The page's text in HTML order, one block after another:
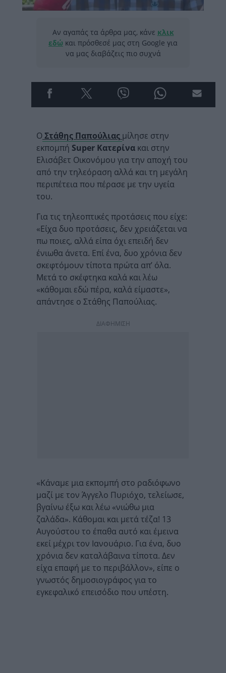
Αν αγαπάς τα άρθρα μας, κάνε κλικ
εδώ και πρόσθεσέ μας στη Google για
να μας διαβάζεις πιο συχνά
ΟΣτάθης Παπούλιας μίλησε στην
εκπομπή Super Κατερίνα και στην
Ελισάβετ Οικονόμου για την αποχή του
από την τηλεόραση αλλά και τη μεγάλη
περιπέτεια που πέρασε με την υγεία
του.
Για τις τηλεοπτικές προτάσεις που είχε:
«Είχα δυο προτάσεις, δεν χρειάζεται να
πω ποιες, αλλά είπα όχι επειδή δεν
ένιωθα άνετα. Επί ένα, δυο χρόνια δεν
σκεφτόμουν τίποτα πρώτα απ’ όλα.
Μετά το σκέφτηκα καλά και λέω
«κάθομαι εδώ πέρα, καλά είμαστε»,
απάντησε ο Στάθης Παπούλιας.
ΔΙΑΦΗΜΙΣΗ
«Κάναμε μια εκπομπή στο ραδιόφωνο
μαζί με τον Άγγελο Πυριόχο, τελείωσε,
βγαίνω έξω και λέω «νιώθω μια
ζαλάδα». Κάθομαι και μετά τέζα! 13
Αυγούστου το έπαθα αυτό και έμεινα
εκεί μέχρι τον Ιανουάριο. Για ένα, δυο
χρόνια δεν καταλάβαινα τίποτα. Δεν
είχα επαφή με το περιβάλλον», είπε ο
γνωστός δημοσιογράφος για το
εγκεφαλικό επεισόδιο που υπέστη.